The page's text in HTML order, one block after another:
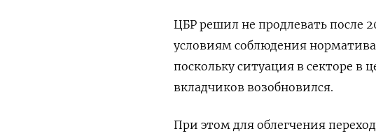
ЦБР решил не продлевать после
условиям соблюдения
поскольку ситуация в секторе в
вкладчиков возобновился.
При этом для облегчения